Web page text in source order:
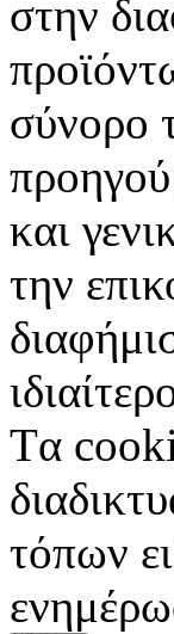
στην
σύνορο
και
την
Tα
τόπων